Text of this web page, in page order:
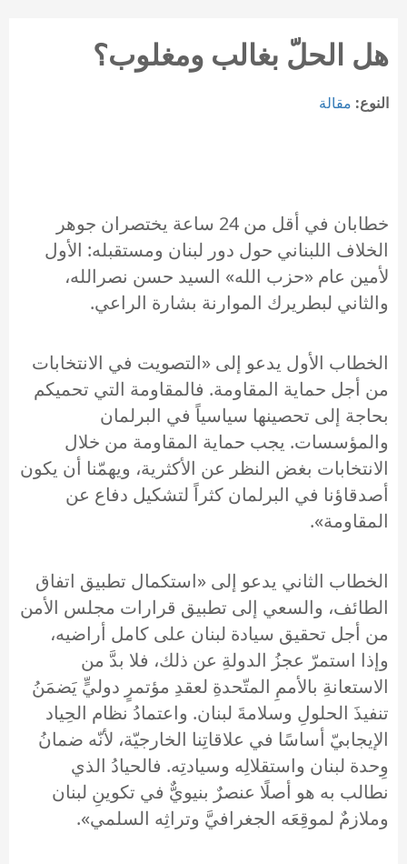
هل الحلّ بغالب ومغلوب؟
النوع: مقالة
خطابان في أقل من 24 ساعة يختصران جوهر
الخلاف اللبناني حول دور لبنان ومستقبله: الأول
لأمين عام «حزب الله» السيد حسن نصرالله،
والثاني لبطريرك الموارنة بشارة الراعي.
الخطاب الأول يدعو إلى «التصويت في الانتخابات
من أجل حماية المقاومة. فالمقاومة التي تحميكم
بحاجة إلى تحصينها سياسياً في البرلمان
والمؤسسات. يجب حماية المقاومة من خلال
الانتخابات بغض النظر عن الأكثرية، ويهمّنا أن يكون
أصدقاؤنا في البرلمان كثراً لتشكيل دفاع عن
المقاومة».
الخطاب الثاني يدعو إلى «استكمال تطبيق اتفاق
الطائف، والسعي إلى تطبيق قرارات مجلس الأمن
من أجل تحقيق سيادة لبنان على كامل أراضيه،
وإذا استمرّ عجزُ الدولةِ عن ذلك، فلا بدَّ من
الاستعانةِ بالأممِ المتّحدةِ لعقدِ مؤتمرٍ دوليٍّ يَضمَنُ
تنفيذَ الحلولِ وسلامةَ لبنان. واعتمادُ نظام الحِياد
الإيجابيّ أساسًا في علاقاتِنا الخارجيّة، لأنّه ضمانُ
وِحدة لبنان واستقلالِه وسيادتِه. فالحيادُ الذي
نطالب به هو أصلًا عنصرٌ بنيويٌّ في تكوينِ لبنان
وملازمٌ لموقِعَه الجغرافيَّ وتراثِه السلمي».